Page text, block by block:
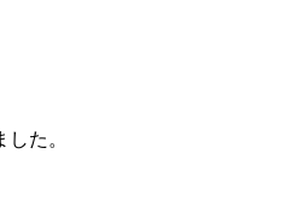
た。